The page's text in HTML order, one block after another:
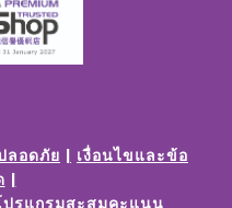
ลอดภัย
เงื่อนไขและข้อ
ปรแกรมสะสมคะแนน